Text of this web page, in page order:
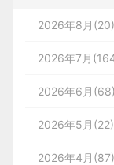
2026年8月(20)
2026年7月
2026年6月(68)
2026年5月(22)
2026年4月(87)